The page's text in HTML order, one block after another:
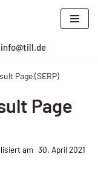
Page (SERP)
Page
30. April 2021